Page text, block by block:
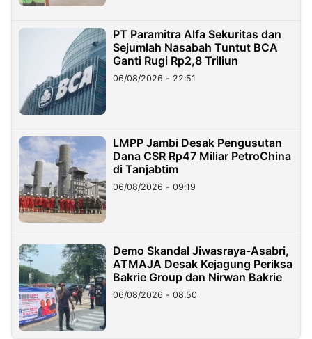
PT Paramitra Alfa Sekuritas dan
Sejumlah Nasabah Tuntut BCA
Ganti Rugi Rp2,8 Triliun
06/08/2026 - 22:51
LMPP Jambi Desak Pengusutan
Dana CSR Rp47 Miliar PetroChina
di Tanjabtim
06/08/2026 - 09:19
Demo Skandal Jiwasraya-Asabri,
ATMAJA Desak Kejagung Periksa
Bakrie Group dan Nirwan Bakrie
06/08/2026 - 08:50